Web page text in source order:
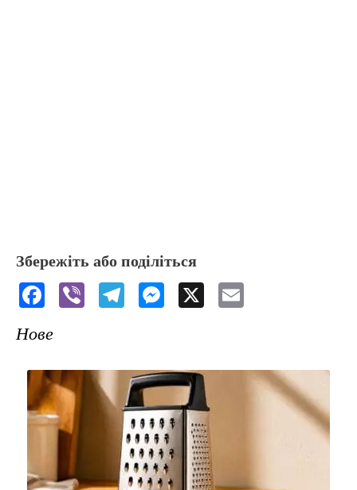
Збережіть або поділіться
F
c
e
b
o
o
k
Vi
T
gr
a
m
M
s
e
n
g
er
X
l
Нове